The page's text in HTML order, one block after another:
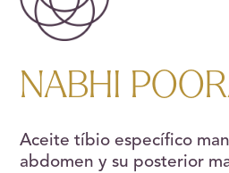
NABHI
Aceite tíbio específico
abdomen y su posterior